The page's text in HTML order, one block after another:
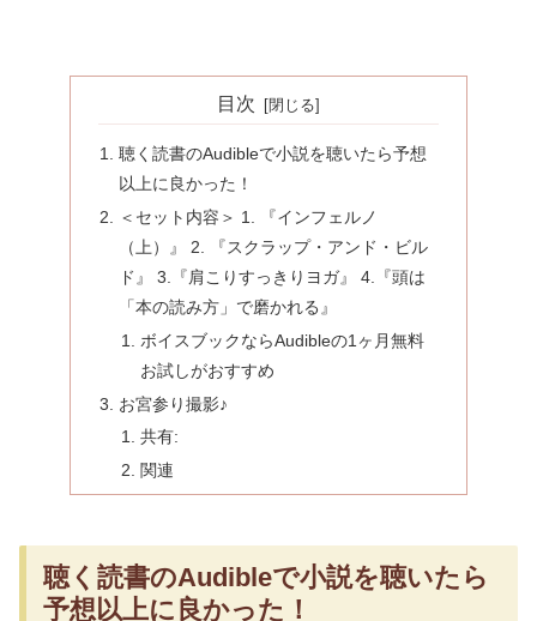
目次
聴く読書のAudibleで小説を聴いたら予想
以上に良かった！
＜セット内容＞ 1. 『インフェルノ
（上）』 2. 『スクラップ・アンド・ビル
ド』 3.『肩こりすっきりヨガ』 4.『頭は
「本の読み方」で磨かれる』
ボイスブックならAudibleの1ヶ月無料
お試しがおすすめ
お宮参り撮影♪
共有:
関連
聴く読書のAudibleで小説を聴いたら
予想以上に良かった！